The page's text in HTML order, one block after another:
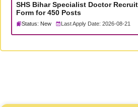
SHS Bihar Specialist Doctor
Form for 450 Posts
Status: New Last Apply Date: 2026-08-21